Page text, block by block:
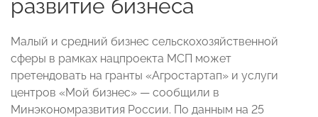
развитие бизнеса
Малый и средний бизнес сельскохозяйственной
сферы в рамках нацпроекта МСП может
претендовать на гранты «Агростартап» и услуги
центров «Мой бизнес» — сообщили в
Минэкономразвития России. По данным на 25